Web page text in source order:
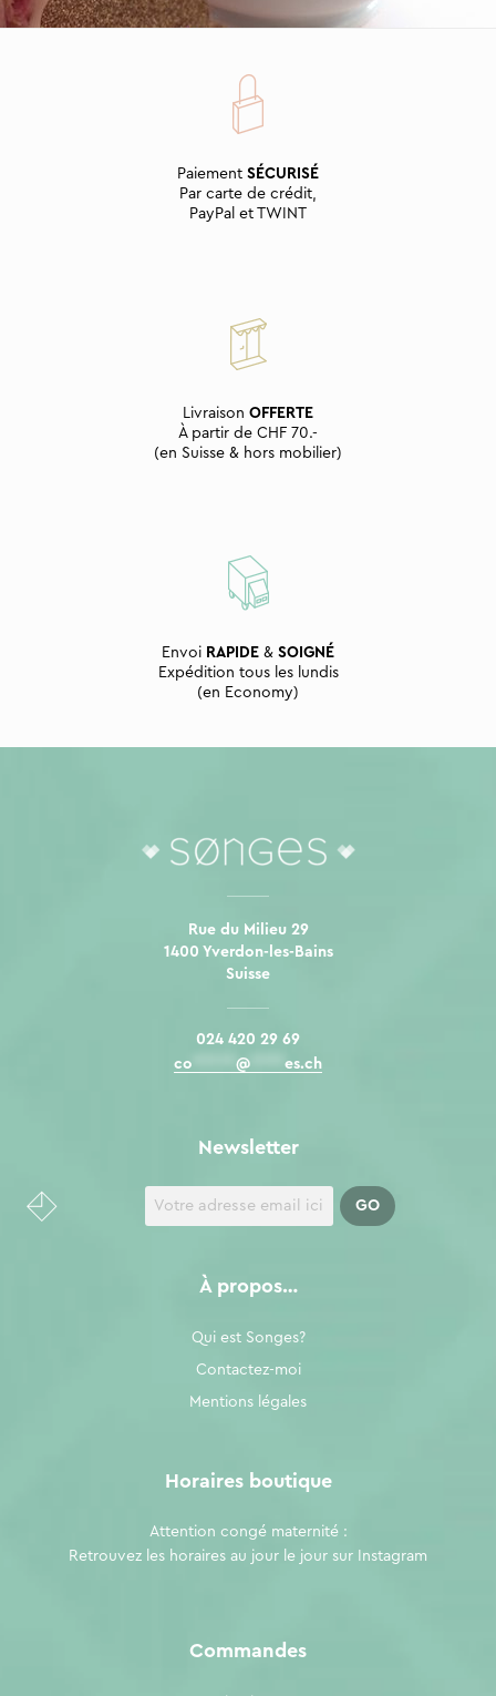
Paiement SÉCURISÉ
Par carte de crédit,
PayPal et TWINT
Livraison OFFERTE
À partir de CHF 70.-
(en Suisse & hors mobilier)
Envoi RAPIDE & SOIGNÉ
Expédition tous les lundis
(en Economy)
Rue du Milieu 29
1400 Yverdon-les-Bains
Suisse
024 420 29 69
co
@ es.ch
Commandes
À propos…
Qui est Songes?
Contactez-moi
Mentions légales
Newsletter
Horaires boutique
Attention congé maternité :
Retrouvez les horaires au jour le jour sur
Instagram